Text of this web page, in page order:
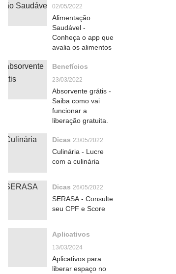
02/05/2022
Alimentação
Saudável -
Conheça o app que
avalia os alimentos
Benefícios
23/03/2022
Absorvente grátis -
Saiba como vai
funcionar a
liberação gratuita.
Dicas 23/05/2022
Culinária - Lucre
com a culinária
Dicas 26/05/2022
SERASA - Consulte
seu CPF e Score
Aplicativos
13/03/2024
Aplicativos para
liberar espaço no